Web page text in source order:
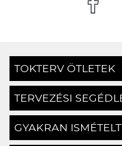
TERVEZÉSI
GYAKRAN
RÓLUNK